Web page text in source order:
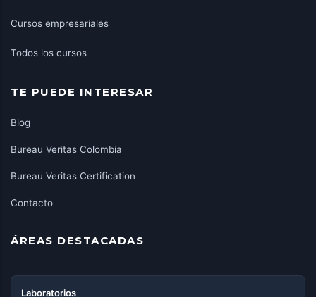
Cursos empresariales
Todos los cursos
TE PUEDE INTERESAR
Blog
Bureau Veritas Colombia
Bureau Veritas Certification
Contacto
ÁREAS DESTACADAS
Laboratorios